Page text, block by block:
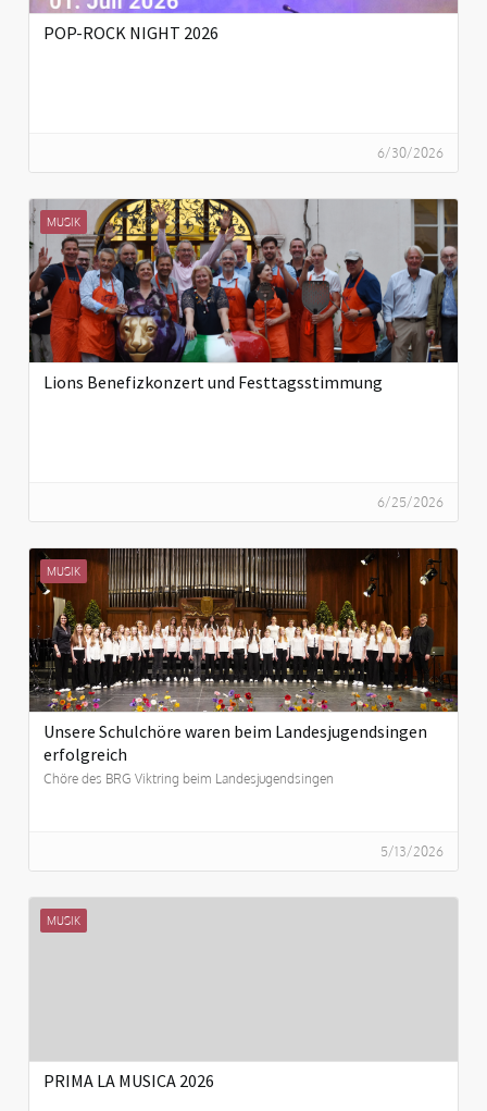
POP-ROCK NIGHT 2026
6/30/2026
MUSIK
Lions Benefizkonzert und Festtagsstimmung
6/25/2026
MUSIK
Unsere Schulchöre waren beim Landesjugendsingen
erfolgreich
Chöre des BRG Viktring beim Landesjugendsingen
5/13/2026
MUSIK
PRIMA LA MUSICA 2026